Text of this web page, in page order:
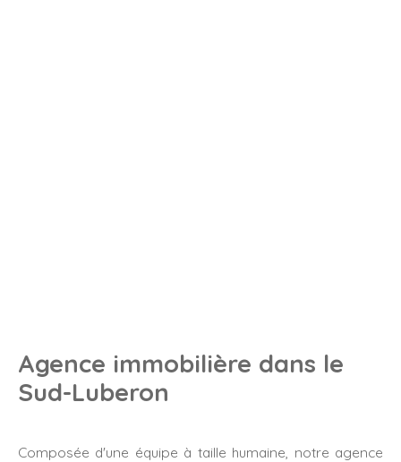
Agence immobilière dans le
Sud-Luberon
Composée d'une équipe à taille humaine, notre agence